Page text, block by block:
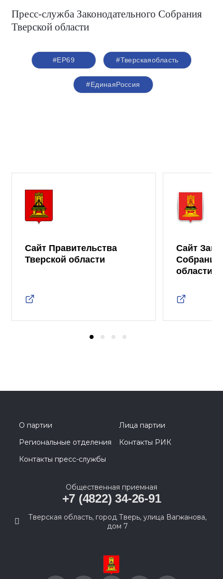
Пресс-служба Законодательного Собрания
Тверской области
#ЕР69 #Тверскаяобласть
#ЕдинаяРоссия
Сайт Правительства
Тверской области
Сайт
Собрания
области
О партии
Лица партии
Региональные отделения
Контакты РИК
Контакты пресс-службы
Общественная приемная
+7 (4822) 34-26-91
Тверская область, город Тверь, улица Вагжанова,
дом 7